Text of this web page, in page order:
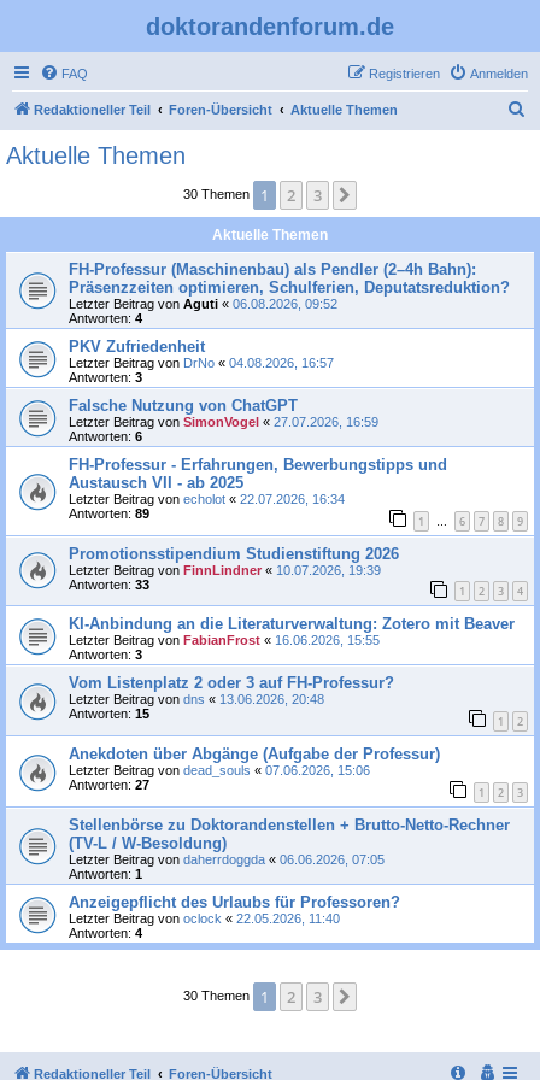
doktorandenforum.de
FAQ Anmelden
Registrieren
Redaktioneller Teil Foren-Übersicht Aktuelle Themen
Aktuelle Themen
30 Themen 1 2 3
Aktuelle Themen
FH-Professur (Maschinenbau) als Pendler (2–4h Bahn):
Präsenzzeiten optimieren, Schulferien, Deputatsreduktion?
Letzter Beitrag von Aguti « 06.08.2026, 09:52
Antworten: 4
PKV Zufriedenheit
Letzter Beitrag von DrNo « 04.08.2026, 16:57
Antworten: 3
Falsche Nutzung von ChatGPT
Letzter Beitrag von SimonVogel « 27.07.2026, 16:59
Antworten: 6
FH-Professur - Erfahrungen, Bewerbungstipps und
Austausch VII - ab 2025
Letzter Beitrag von echolot « 22.07.2026, 16:34
Antworten: 89 1 … 6 7 8 9
Promotionsstipendium Studienstiftung 2026
Letzter Beitrag von FinnLindner « 10.07.2026, 19:39
Antworten: 33 1 2 3 4
KI-Anbindung an die Literaturverwaltung: Zotero mit Beaver
Letzter Beitrag von FabianFrost « 16.06.2026, 15:55
Antworten: 3
Vom Listenplatz 2 oder 3 auf FH-Professur?
Letzter Beitrag von dns « 13.06.2026, 20:48
Antworten: 15 1 2
Anekdoten über Abgänge (Aufgabe der Professur)
Letzter Beitrag von dead_souls « 07.06.2026, 15:06
Antworten: 27 1 2 3
Stellenbörse zu Doktorandenstellen + Brutto-Netto-Rechner
(TV-L / W-Besoldung)
Letzter Beitrag von daherrdoggda « 06.06.2026, 07:05
Antworten: 1
Anzeigepflicht des Urlaubs für Professoren?
Letzter Beitrag von oclock « 22.05.2026, 11:40
Antworten: 4
30 Themen 1 2 3
Redaktioneller Teil Foren-Übersicht